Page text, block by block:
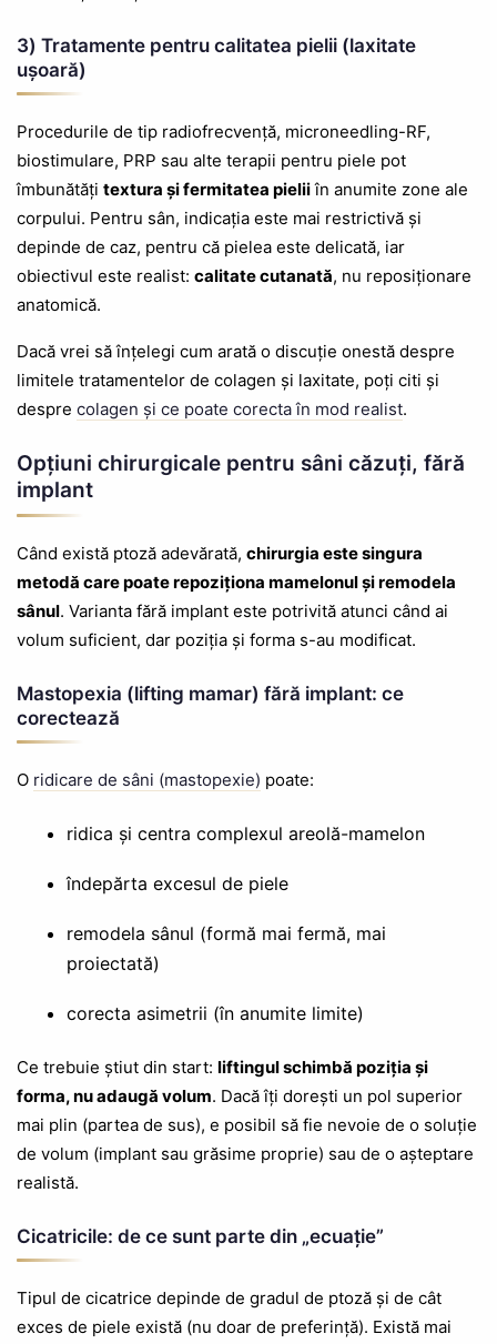
3) Tratamente pentru calitatea pielii (laxitate
ușoară)
Procedurile de tip radiofrecvență, microneedling-RF,
biostimulare, PRP sau alte terapii pentru piele pot
îmbunătăți textura și fermitatea pieliiîn anumite zone ale
corpului. Pentru sân, indicația este mai restrictivă și
depinde de caz, pentru că pielea este delicată, iar
obiectivul este realist: calitate cutanată, nu reposiționare
anatomică.
Dacă vrei să înțelegi cum arată o discuție onestă despre
limitele tratamentelor de colagen și laxitate, poți citi și
despre colagen și ce poate corecta în mod realist.
Opțiuni chirurgicale pentru sâni căzuți, fără
implant
Când există ptoză adevărată, chirurgia este singura
metodă care poate repoziționa mamelonul și remodela
sânul. Varianta fără implant este potrivită atunci când ai
volum suficient, dar poziția și forma s-au modificat.
Mastopexia (lifting mamar) fără implant: ce
corectează
O ridicare de sâni (mastopexie) poate:
ridica și centra complexul areolă-mamelon
îndepărta excesul de piele
remodela sânul (formă mai fermă, mai
proiectată)
corecta asimetrii (în anumite limite)
Ce trebuie știut din start: liftingul schimbă poziția și
forma, nu adaugă volum. Dacă îți dorești un pol superior
mai plin (partea de sus), e posibil să fie nevoie de o soluție
de volum (implant sau grăsime proprie) sau de o așteptare
realistă.
Cicatricile: de ce sunt parte din „ecuație”
Tipul de cicatrice depinde de gradul de ptoză și de cât
exces de piele există (nu doar de preferință). Există mai